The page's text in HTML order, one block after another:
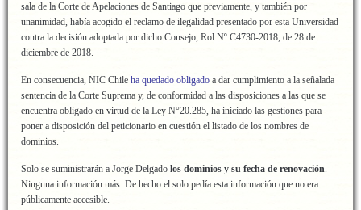
sala de la Corte de Apelaciones de Santiago que previamente, y también por
unanimidad, había acogido el reclamo de ilegalidad presentado por esta Universidad
contra la decisión adoptada por dicho Consejo, Rol Nº C4730-2018, de 28 de
diciembre de 2018.
En consecuencia, NIC Chile ha quedado obligado a dar cumplimiento a la señalada
sentencia de la Corte Suprema y, de conformidad a las disposiciones a las que se
encuentra obligado en virtud de la Ley N°20.285, ha iniciado las gestiones para
poner a disposición del peticionario en cuestión el listado de los nombres de
dominios.
Solo se suministrarán a Jorge Delgado los dominios y su fecha de renovación.
Ninguna información más. De hecho el solo pedía esta información que no era
públicamente accesible.